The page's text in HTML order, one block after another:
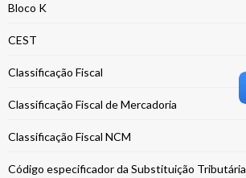
Bloco K
CEST
Classificação Fiscal
Classificação Fiscal de Mercadoria
Classificação Fiscal NCM
Código especificador da Substituição Tributária